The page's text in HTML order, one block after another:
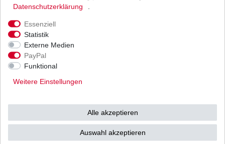
Versand
Ab einem Warenwert von
500 Euro versenden wir
53783 Eitorf (
unbedingt Termin
Daten­schutz­erklärung
Essenziell
Statistik
Externe Medien
PayPal
Funktional
Weitere Einstellungen
Alle akzeptieren
Auswahl akzeptieren